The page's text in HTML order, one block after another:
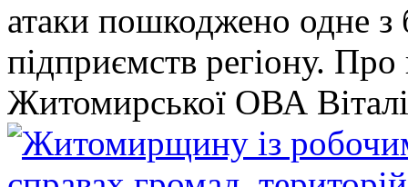
атаки пошкоджено одне
підприємств регіону.
Житомирської ОВА